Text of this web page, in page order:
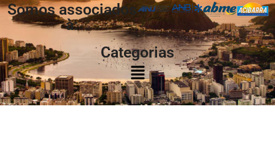
Somos associados
à:
Categorias